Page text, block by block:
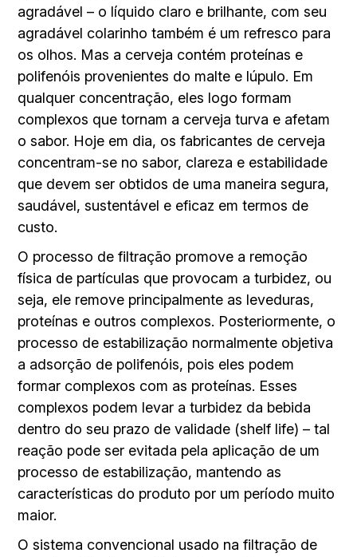
agradável – o líquido claro e brilhante, com seu
agradável colarinho também é um refresco para
os olhos. Mas a cerveja contém proteínas e
polifenóis provenientes do malte e lúpulo. Em
qualquer concentração, eles logo formam
complexos que tornam a cerveja turva e afetam
o sabor. Hoje em dia, os fabricantes de cerveja
concentram-se no sabor, clareza e estabilidade
que devem ser obtidos de uma maneira segura,
saudável, sustentável e eficaz em termos de
custo.
O processo de filtração promove a remoção
física de partículas que provocam a turbidez, ou
seja, ele remove principalmente as leveduras,
proteínas e outros complexos. Posteriormente, o
processo de estabilização normalmente objetiva
a adsorção de polifenóis, pois eles podem
formar complexos com as proteínas. Esses
complexos podem levar a turbidez da bebida
dentro do seu prazo de validade (shelf life) – tal
reação pode ser evitada pela aplicação de um
processo de estabilização, mantendo as
características do produto por um período muito
maior.
O sistema convencional usado na filtração de